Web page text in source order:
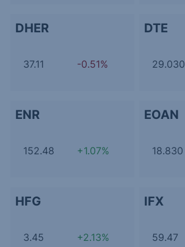
DHER
37.11 -0.51%
DTE
29.030
ENR
152.48 +1.07%
EOAN
18.830
HFG
3.45 +2.13%
IFX
59.47